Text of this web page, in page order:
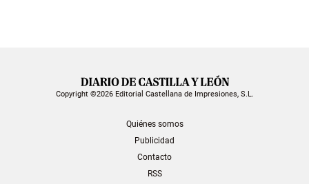
Copyright ©2026 Editorial Castellana de Impresiones, S.L.
Quiénes somos
Publicidad
Contacto
RSS